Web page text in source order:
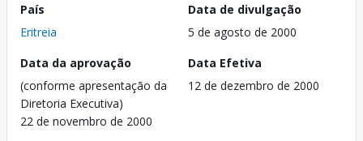
País
Eritreia
Data de divulgação
5 de agosto de 2000
Data da aprovação
(conforme apresentação da
Diretoria Executiva)
22 de novembro de 2000
Data Efetiva
12 de dezembro de 2000